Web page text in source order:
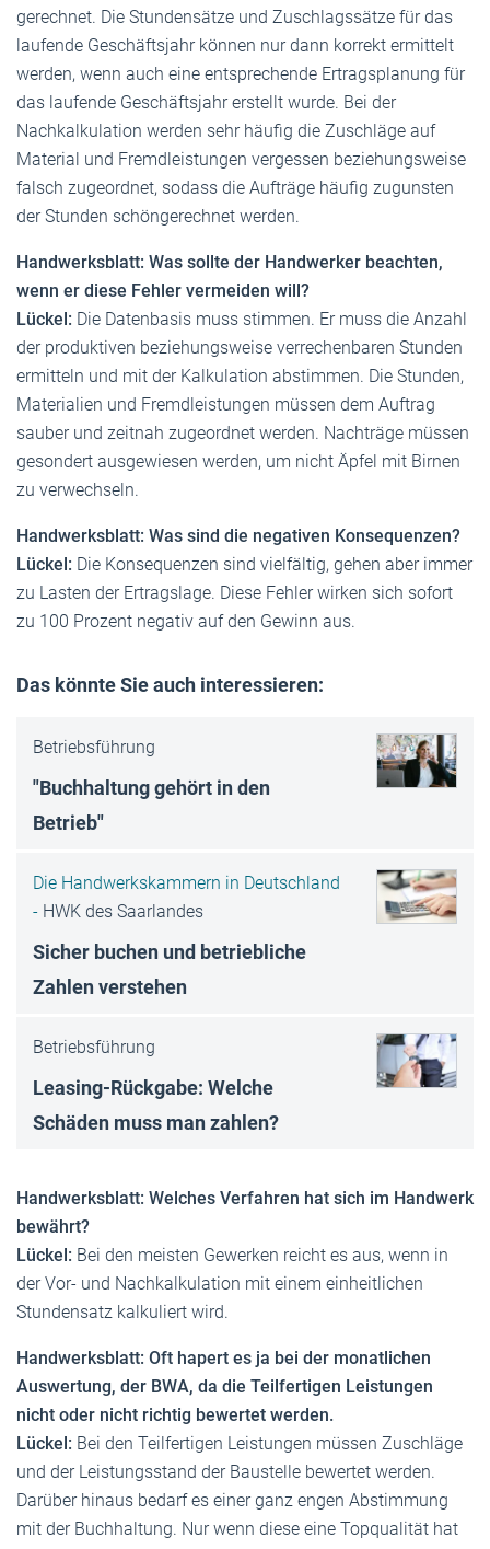
gerechnet. Die Stundensätze und Zuschlagssätze für das
laufende Geschäftsjahr können nur dann korrekt ermittelt
werden, wenn auch eine entsprechende Ertragsplanung für
das laufende Geschäftsjahr erstellt wurde. Bei der
Nachkalkulation werden sehr häufig die Zuschläge auf
Material und Fremdleistungen vergessen beziehungsweise
falsch zugeordnet, sodass die Aufträge häufig zugunsten
der Stunden schöngerechnet werden.
Handwerksblatt: Was sollte der Handwerker beachten,
wenn er diese Fehler vermeiden will?
Lückel: Die Datenbasis muss stimmen. Er muss die Anzahl
der produktiven beziehungsweise verrechenbaren Stunden
ermitteln und mit der Kalkulation abstimmen. Die Stunden,
Materialien und Fremdleistungen müssen dem Auftrag
sauber und zeitnah zugeordnet werden. Nachträge müssen
gesondert ausgewiesen werden, um nicht Äpfel mit Birnen
zu verwechseln.
Handwerksblatt: Was sind die negativen Konsequenzen?
Lückel: Die Konsequenzen sind vielfältig, gehen aber immer
zu Lasten der Ertragslage. Diese Fehler wirken sich sofort
zu 100 Prozent negativ auf den Gewinn aus.
Das könnte Sie auch interessieren:
Betriebsführung
"Buchhaltung gehört in den
Betrieb"
Die Handwerkskammern in Deutschland
- HWK des Saarlandes
Sicher buchen und betriebliche
Zahlen verstehen
Betriebsführung
Leasing-Rückgabe: Welche
Schäden muss man zahlen?
Handwerksblatt: Welches Verfahren hat sich im Handwerk
bewährt?
Lückel: Bei den meisten Gewerken reicht es aus, wenn in
der Vor- und Nachkalkulation mit einem einheitlichen
Stundensatz kalkuliert wird.
Handwerksblatt: Oft hapert es ja bei der monatlichen
Auswertung, der BWA, da die Teilfertigen Leistungen
nicht oder nicht richtig bewertet werden.
Lückel: Bei den Teilfertigen Leistungen müssen Zuschläge
und der Leistungsstand der Baustelle bewertet werden.
Darüber hinaus bedarf es einer ganz engen Abstimmung
mit der Buchhaltung. Nur wenn diese eine Topqualität hat